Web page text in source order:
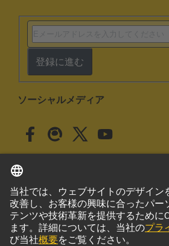
登録に進む
ソーシャルメディア
日本 日本語
© ハーティング株式会社